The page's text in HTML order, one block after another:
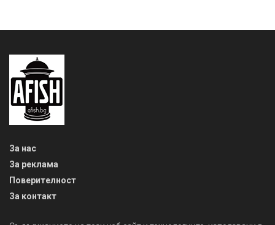
За нас
За реклама
Поверителност
За контакт